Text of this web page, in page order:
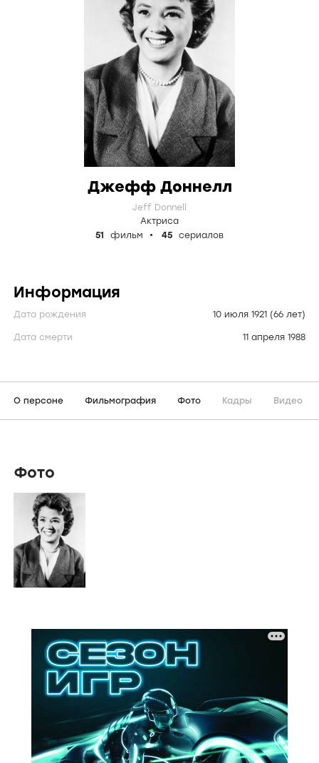
Джефф Доннелл
Jeff Donnell
Актриса
51
фильм 45 сериалов
Информация
Дата рождения 10 июля 1921 (66 лет)
Дата смерти 11 апреля 1988
О персоне Фильмография Фото Кадры Видео
Фото